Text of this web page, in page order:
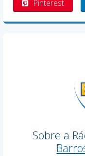
Pinterest
Sobre a